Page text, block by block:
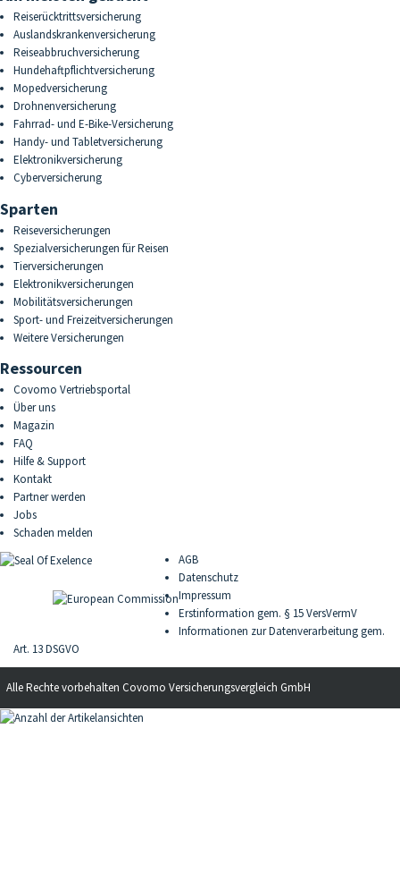
Reiserücktrittsversicherung
Auslandskrankenversicherung
Reiseabbruchversicherung
Hundehaftpflichtversicherung
Mopedversicherung
Drohnenversicherung
Fahrrad- und E-Bike-Versicherung
Handy- und Tabletversicherung
Elektronikversicherung
Cyberversicherung
Sparten
Reiseversicherungen
Spezialversicherungen für Reisen
Tierversicherungen
Elektronikversicherungen
Mobilitätsversicherungen
Sport- und Freizeitversicherungen
Weitere Versicherungen
Ressourcen
Covomo Vertriebsportal
Über uns
Magazin
FAQ
Hilfe & Support
Kontakt
Partner werden
Jobs
Schaden melden
AGB
Datenschutz
Impressum
Erstinformation gem. § 15 VersVermV
Informationen zur Datenverarbeitung gem.
Art. 13 DSGVO
Alle Rechte vorbehalten Covomo Versicherungsvergleich GmbH